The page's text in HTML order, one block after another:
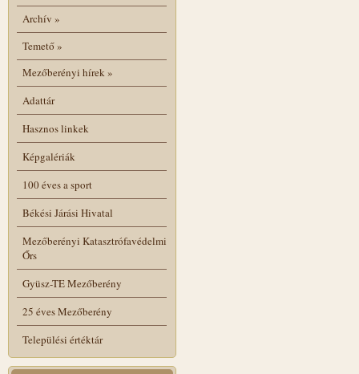
Archív »
Temető»
Mezőberényi hírek»
Adattár
Hasznos linkek
Képgalériák
100 éves a sport
Békési Járási Hivatal
Mezőberényi Katasztrófavédelmi
Őrs
Gyüsz-TE Mezőberény
25 éves Mezőberény
Települési értéktár